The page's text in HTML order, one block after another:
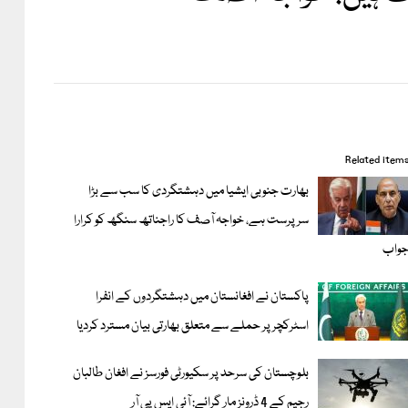
Related items
بھارت جنوبی ایشیا میں دہشتگردی کا سب سے بڑا
سرپرست ہے، خواجہ آصف کا راجناتھ سنگھ کو کرارا
جواب
پاکستان نے افغانستان میں دہشتگردوں کے انفرا
اسٹرکچر پر حملے سے متعلق بھارتی بیان مسترد کردیا
بلوچستان کی سرحد پر سکیورٹی فورسز نے افغان طالبان
رجیم کے 4 ڈرونز مار گرائے: آئی ایس پی آر